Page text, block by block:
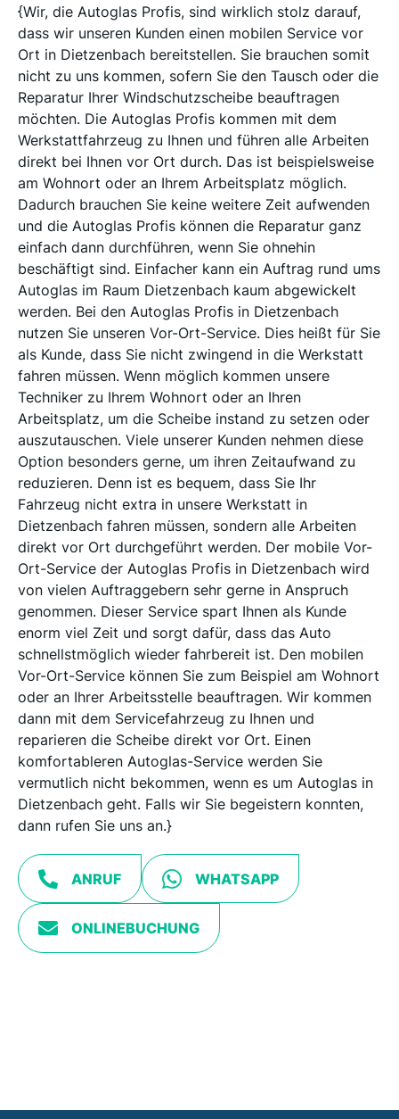
{Wir, die Autoglas Profis, sind wirklich stolz darauf,
dass wir unseren Kunden einen mobilen Service vor
Ort in Dietzenbach bereitstellen. Sie brauchen somit
nicht zu uns kommen, sofern Sie den Tausch oder die
Reparatur Ihrer Windschutzscheibe beauftragen
möchten. Die Autoglas Profis kommen mit dem
Werkstattfahrzeug zu Ihnen und führen alle Arbeiten
direkt bei Ihnen vor Ort durch. Das ist beispielsweise
am Wohnort oder an Ihrem Arbeitsplatz möglich.
Dadurch brauchen Sie keine weitere Zeit aufwenden
und die Autoglas Profis können die Reparatur ganz
einfach dann durchführen, wenn Sie ohnehin
beschäftigt sind. Einfacher kann ein Auftrag rund ums
Autoglas im Raum Dietzenbach kaum abgewickelt
werden. Bei den Autoglas Profis in Dietzenbach
nutzen Sie unseren Vor-Ort-Service. Dies heißt für Sie
als Kunde, dass Sie nicht zwingend in die Werkstatt
fahren müssen. Wenn möglich kommen unsere
Techniker zu Ihrem Wohnort oder an Ihren
Arbeitsplatz, um die Scheibe instand zu setzen oder
auszutauschen. Viele unserer Kunden nehmen diese
Option besonders gerne, um ihren Zeitaufwand zu
reduzieren. Denn ist es bequem, dass Sie Ihr
Fahrzeug nicht extra in unsere Werkstatt in
Dietzenbach fahren müssen, sondern alle Arbeiten
direkt vor Ort durchgeführt werden. Der mobile Vor-
Ort-Service der Autoglas Profis in Dietzenbach wird
von vielen Auftraggebern sehr gerne in Anspruch
genommen. Dieser Service spart Ihnen als Kunde
enorm viel Zeit und sorgt dafür, dass das Auto
schnellstmöglich wieder fahrbereit ist. Den mobilen
Vor-Ort-Service können Sie zum Beispiel am Wohnort
oder an Ihrer Arbeitsstelle beauftragen. Wir kommen
dann mit dem Servicefahrzeug zu Ihnen und
reparieren die Scheibe direkt vor Ort. Einen
komfortableren Autoglas-Service werden Sie
vermutlich nicht bekommen, wenn es um Autoglas in
Dietzenbach geht. Falls wir Sie begeistern konnten,
dann rufen Sie uns an.}
ANRUF WHATSAPP
ONLINEBUCHUNG